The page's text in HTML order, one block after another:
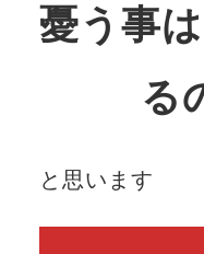
憂う事
る
と思います